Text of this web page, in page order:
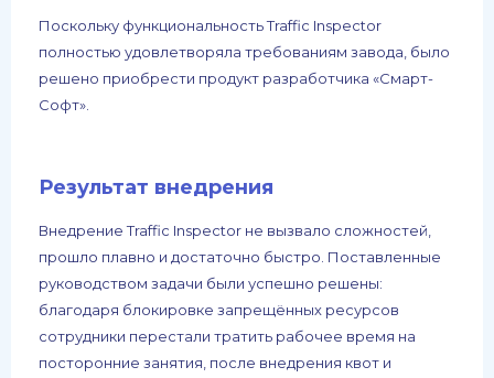
Поскольку функциональность Traffic Inspector
полностью удовлетворяла требованиям завода, было
решено приобрести продукт разработчика «Смарт-
Софт».
Результат внедрения
Внедрение Traffic Inspector не вызвало сложностей,
прошло плавно и достаточно быстро. Поставленные
руководством задачи были успешно решены:
благодаря блокировке запрещённых ресурсов
сотрудники перестали тратить рабочее время на
посторонние занятия, после внедрения квот и